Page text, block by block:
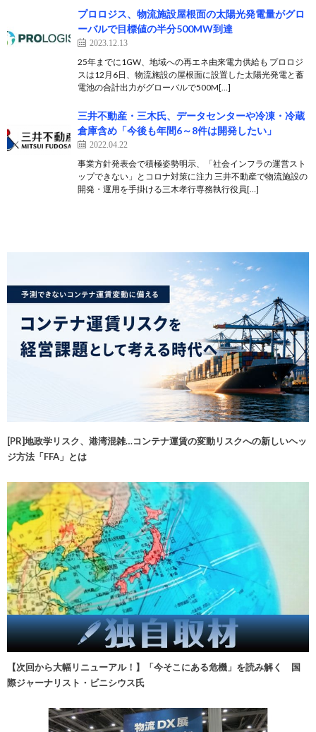
プロロジス、物流施設屋根面の太陽光発電量がグロ
ーバルで目標値の半分500MW到達
2023.12.13
25年までに1GW、地域への再エネ由来電力供給も プロロジ
スは12月6日、物流施設の屋根面に設置した太陽光発電と蓄
電池の合計出力がグローバルで500M[…]
三井不動産・三木氏、データセンターや冷凍・冷蔵
倉庫含め「今後も年間6～8件は開発したい」
2022.04.22
事業方針発表会で積極姿勢明示、「社会インフラの運営スト
ップできない」とコロナ対策に注力 三井不動産で物流施設の
開発・運用を手掛ける三木孝行専務執行役員[…]
[PR]地政学リスク、港湾混雑…コンテナ運賃の変動リスクへの新しいヘッ
ジ方法「FFA」とは
【次回から大幅リニューアル！】「今そこにある危機」を読み解く 国
際ジャーナリスト・ビニシウス氏